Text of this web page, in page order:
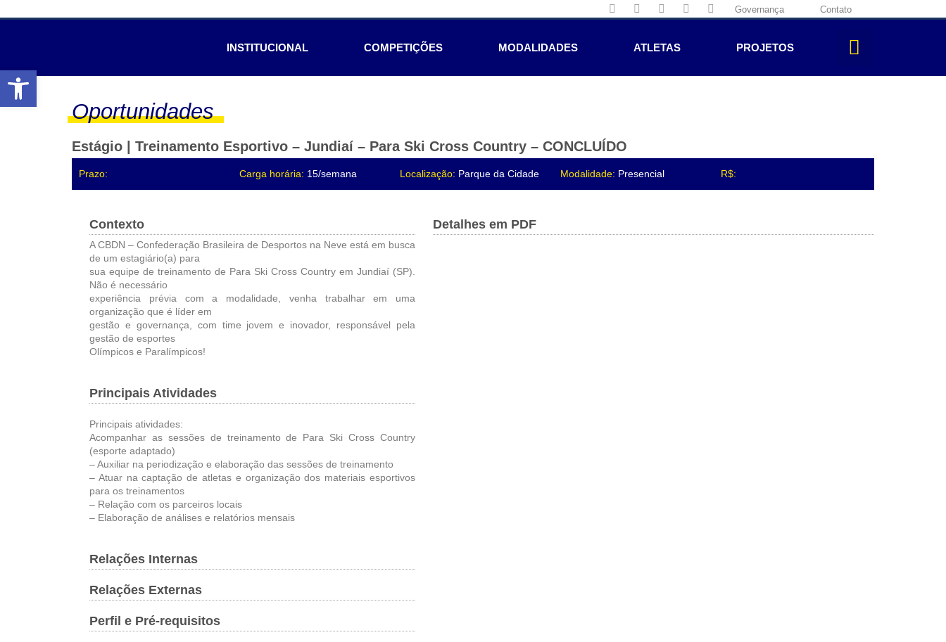
Governança Contato
INSTITUCIONAL COMPETIÇÕES MODALIDADES ATLETAS PROJETOS
Oportunidades
Estágio | Treinamento Esportivo – Jundiaí – Para Ski Cross Country – CONCLUÍDO
Prazo: Carga horária: 15/semana Localização: Parque da Cidade Modalidade: Presencial R$:
Contexto
A CBDN – Confederação Brasileira de Desportos na Neve está em busca
de um estagiário(a) para
sua equipe de treinamento de Para Ski Cross Country em Jundiaí (SP).
Não é necessário
experiência prévia com a modalidade, venha trabalhar em uma
organização que é líder em
gestão e governança, com time jovem e inovador, responsável pela
gestão de esportes
Olímpicos e Paralímpicos!
Principais Atividades
Principais atividades:
Acompanhar as sessões de treinamento de Para Ski Cross Country
(esporte adaptado)
– Auxiliar na periodização e elaboração das sessões de treinamento
– Atuar na captação de atletas e organização dos materiais esportivos
para os treinamentos
– Relação com os parceiros locais
– Elaboração de análises e relatórios mensais
Relações Internas
Relações Externas
Perfil e Pré-requisitos
Detalhes em PDF
Abrir a barra de ferramentas